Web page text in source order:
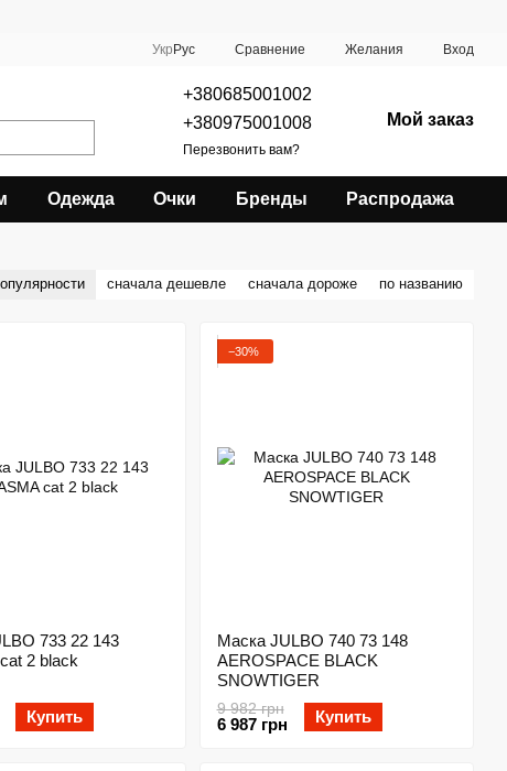
Укр Рус Сравнение Желания Вход
+380685001002
+380975001008
Перезвонить вам?
Мой заказ
Одежда Очки Бренды Распродажа
сначала дешевле сначала дороже по названию
733 22 143
2 black
Купить
−30%
Маска JULBO 740 73 148
AEROSPACE BLACK
SNOWTIGER
9 982 грн
6 987 грн Купить